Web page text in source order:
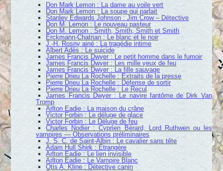
Don Mark Lemon : La dame au voile vert
Don Mark Lemon : La soupe qui parlait
Stanley Edwards Johnson : Jim Crow – Détective
Don M. Lemon : Le nouveau pasteur
Don M. Lemon : Smith, Smith, Smith et Smith
Erckmann-Chatrian : Le blanc et le noir
J.-H. Rosny ainé : La tragédie intime
Albert Adès : Le suicide
James Francis Dwyer : Le petit homme dans le fumoir
James Francis Dwyer : Les mille yeux de feu
James Francis Dwyer : La fille sauvage
Pierre Drieu La Rochelle : Extraits de la presse
Pierre Drieu La Rochelle : Défense de sortir
Pierre Drieu La Rochelle : Le Recul
James Francis Dwyer : Le navire fantôme de Dirk Van
Tromp
Arlton Eadie : La maison du crâne
Victor Forbin : Le déluge de glace
Victor Forbin : Le Déluge de feu
Charles Nodier : Cyprien Bérard, Lord Ruthwen ou les
vampires — Observations préliminaires
J. S. C. de Saint-Albin : Le cavalier sans tête
Adam Hull Shirk : Étrangère
Arlton Eadie : Le lien invisible
Arlton Eadie : Le Vampire Blanc
Otis A. Kline : Détective canin